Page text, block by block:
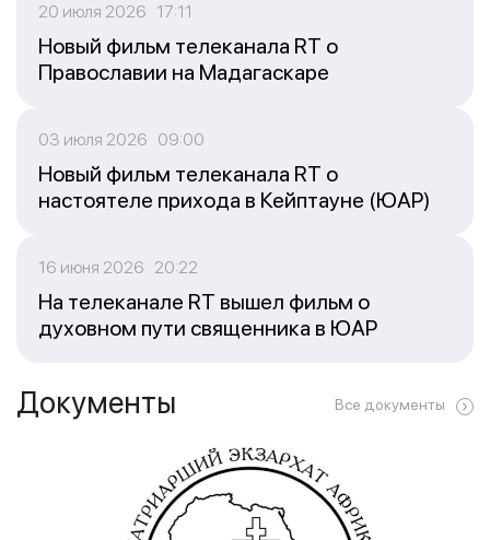
20 июля 2026 17:11
Новый фильм телеканала RT о
Православии на Мадагаскаре
03 июля 2026 09:00
Новый фильм телеканала RT о
настоятеле прихода в Кейптауне (ЮАР)
16 июня 2026 20:22
На телеканале RT вышел фильм о
духовном пути священника в ЮАР
Документы Все документы